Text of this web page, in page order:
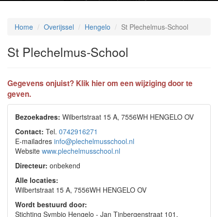
Home Overijssel Hengelo St Plechelmus-School
St Plechelmus-School
Gegevens onjuist? Klik hier om een wijziging door te
geven.
Bezoekadres: Wilbertstraat 15 A, 7556WH HENGELO OV
Contact: Tel. 0742916271
E-mailadres info@plechelmusschool.nl
Website www.plechelmusschool.nl
Directeur: onbekend
Alle locaties:
Wilbertstraat 15 A, 7556WH HENGELO OV
Wordt bestuurd door:
Stichting Symbio Hengelo - Jan Tinbergenstraat 101,